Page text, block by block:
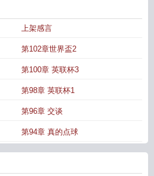
上架感言
第102章世界盃2
第100章 英联杯3
第98章 英联杯1
第96章 交谈
第94章 真的点球